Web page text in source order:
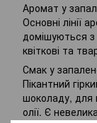
Аромат у
Основні лінії
домішуються з
квіткові та
Смак у
Пікантний
шоколаду, для
олії. Є